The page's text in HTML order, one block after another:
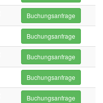
Buchungsanfrage
Buchungsanfrage
Buchungsanfrage
Buchungsanfrage
Buchungsanfrage